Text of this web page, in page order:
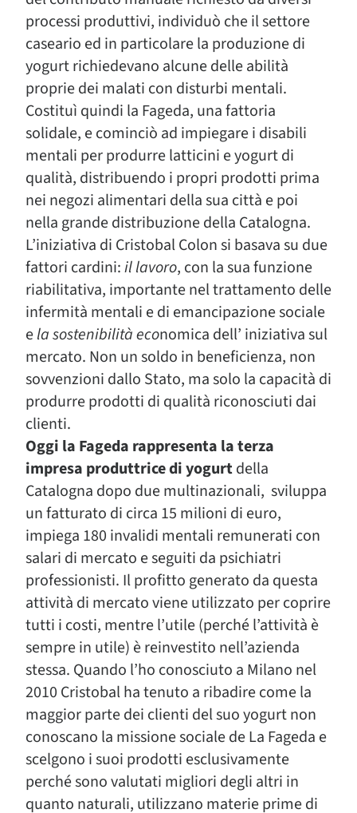
processi produttivi, individuò che il settore
caseario ed in particolare la produzione di
yogurt richiedevano alcune delle abilità
proprie dei malati con disturbi mentali.
Costituì quindi la Fageda, una fattoria
solidale, e cominciò ad impiegare i disabili
mentali per produrre latticini e yogurt di
qualità, distribuendo i propri prodotti prima
nei negozi alimentari della sua città e poi
nella grande distribuzione della Catalogna.
L’iniziativa di Cristobal Colon si basava su due
fattori cardini:il lavoro, con la sua funzione
riabilitativa, importante nel trattamento delle
infermità mentali e di emancipazione sociale
ela sostenibilità economica dell’ iniziativa sul
mercato. Non un soldo in beneficienza, non
sovvenzioni dallo Stato, ma solo la capacità di
produrre prodotti di qualità riconosciuti dai
clienti.
Oggi la Fageda rappresenta la terza
impresa produttrice di yogurtdella
Catalogna dopo due multinazionali, sviluppa
un fatturato di circa 15 milioni di euro,
impiega 180 invalidi mentali remunerati con
salari di mercato e seguiti da psichiatri
professionisti. Il profitto generato da questa
attività di mercato viene utilizzato per coprire
tutti i costi, mentre l’utile (perché l’attività è
sempre in utile) è reinvestito nell’azienda
stessa. Quando l’ho conosciuto a Milano nel
2010 Cristobal ha tenuto a ribadire come la
maggior parte dei clienti del suo yogurt non
conoscano la missione sociale de La Fageda e
scelgono i suoi prodotti esclusivamente
perché sono valutati migliori degli altri in
quanto naturali, utilizzano materie prime di